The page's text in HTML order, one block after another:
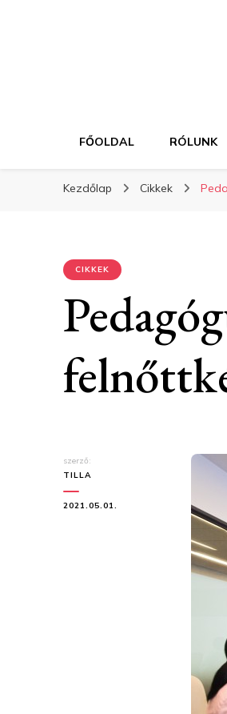
FŐOLDAL RÓLUNK
Kezdőlap Cikkek
CIKKEK
szerző:
TILLA
2021.05.01.